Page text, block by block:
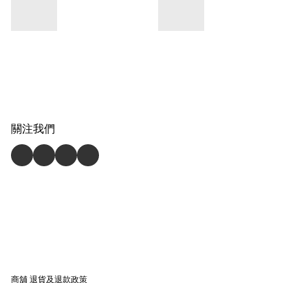
關注我們
商舖退貨及退款政策